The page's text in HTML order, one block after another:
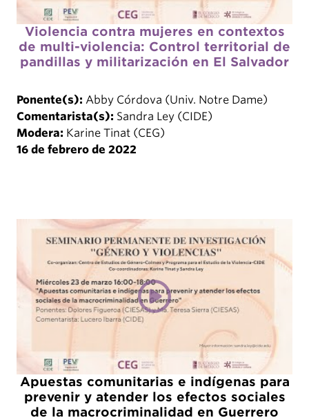
Violencia contra mujeres en contextos
de multi-violencia: Control territorial de
pandillas y militarización en El Salvador
Ponente(s): Abby Córdova (Univ. Notre Dame)
Comentarista(s): Sandra Ley (CIDE)
Modera: Karine Tinat (CEG)
16 de febrero de 2022
Apuestas comunitarias e indígenas para
prevenir y atender los efectos sociales
de la macrocriminalidad en Guerrero